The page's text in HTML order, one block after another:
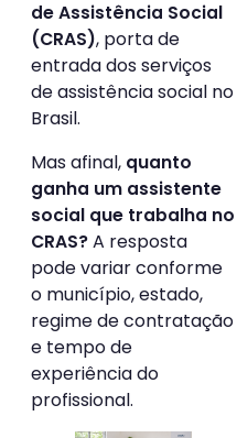
de Assistência Social
(CRAS), porta de
entrada dos serviços
de assistência social no
Brasil.
Mas afinal, quanto
ganha um assistente
social que trabalha no
CRAS?A resposta
pode variar conforme
o município, estado,
regime de contratação
e tempo de
experiência do
profissional.